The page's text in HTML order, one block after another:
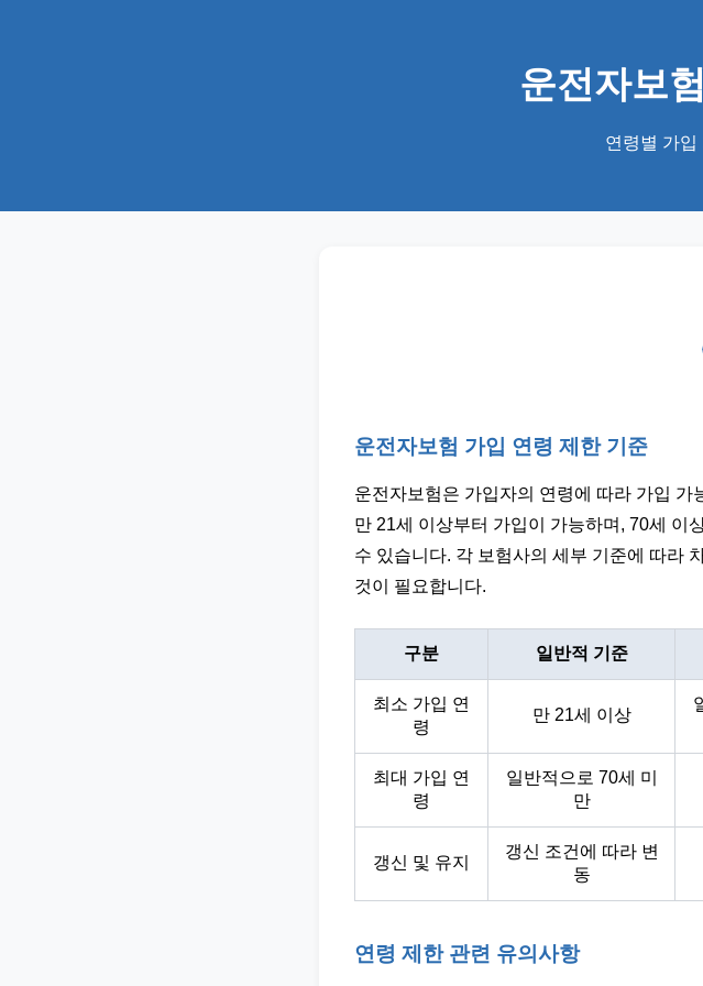
운전자보
연령별 가입
운전자보험 가입 연령 제한 기준
운전자보험은 가입자의 연령에 따라 가입
만 21세 이상부터 가입이 가능하며, 70세 이
수 있습니다. 각 보험사의 세부 기준에 따라
것이 필요합니다.
구분 일반적 기준
최소 가입 연
령
만 21세 이상
최대 가입 연
령
일반적으로 70세 미
만
갱신 및 유지
갱신 조건에 따라 변
동
연령 제한 관련 유의사항